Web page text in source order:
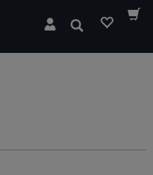
Zoeken